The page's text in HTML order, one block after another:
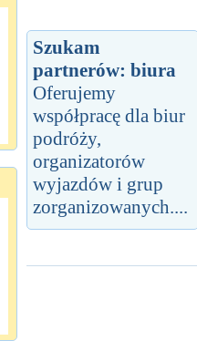
Szukam
partnerów: biura
Oferujemy
współpracę dla biur
podróży,
organizatorów
wyjazdów i grup
zorganizowanych....